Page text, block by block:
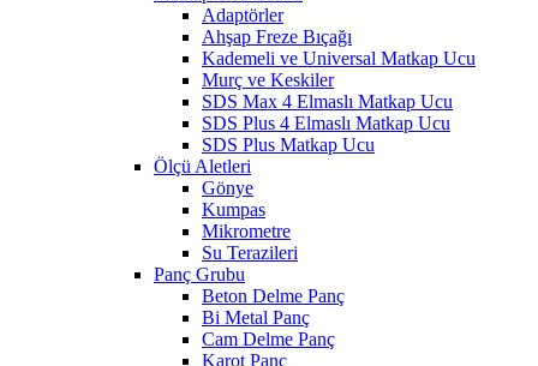
Adaptörler
Ahşap Freze Bıçağı
Kademeli ve Universal Matkap Ucu
Murç ve Keskiler
SDS Max 4 Elmaslı Matkap Ucu
SDS Plus 4 Elmaslı Matkap Ucu
SDS Plus Matkap Ucu
Ölçü Aletleri
Gönye
Kumpas
Mikrometre
Su Terazileri
Panç Grubu
Beton Delme Panç
Bi Metal Panç
Cam Delme Panç
Karot Panç